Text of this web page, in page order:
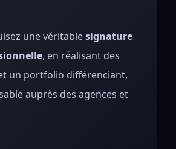
une véritablesignature
, en réalisant des
un portfolio différenciant,
auprès des agences et